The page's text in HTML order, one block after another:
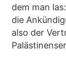
dem man las:
die
also der